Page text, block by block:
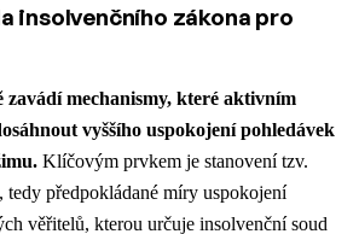
insolvenčního zákona pro
zavádí mechanismy, které aktivním
vyššího uspokojení pohledávek
Klíčovým prvkem je stanovení tzv.
předpokládané míry uspokojení
věřitelů, kterou určuje insolvenční soud